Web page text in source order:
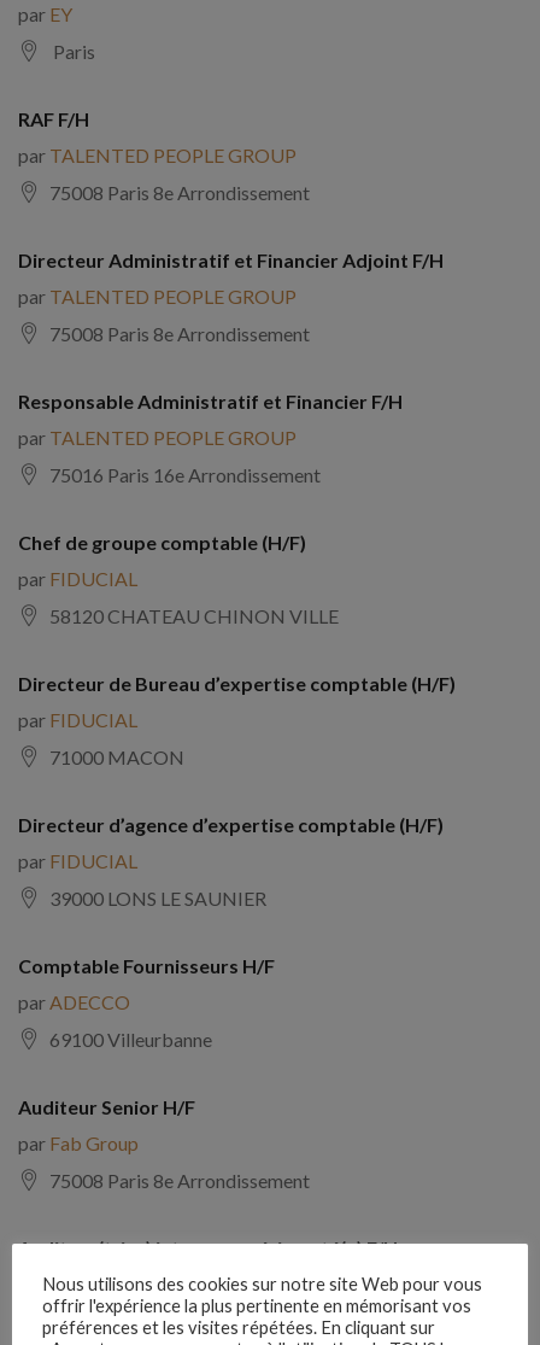
par EY
Paris
RAF F/H
par TALENTED PEOPLE GROUP
75008 Paris 8e Arrondissement
Directeur Administratif et Financier Adjoint F/H
par TALENTED PEOPLE GROUP
75008 Paris 8e Arrondissement
Responsable Administratif et Financier F/H
par TALENTED PEOPLE GROUP
75016 Paris 16e Arrondissement
Chef de groupe comptable (H/F)
par FIDUCIAL
58120 CHATEAU CHINON VILLE
Directeur de Bureau d’expertise comptable (H/F)
par FIDUCIAL
71000 MACON
Directeur d’agence d’expertise comptable (H/F)
par FIDUCIAL
39000 LONS LE SAUNIER
Comptable Fournisseurs H/F
par ADECCO
69100 Villeurbanne
Auditeur Senior H/F
par Fab Group
75008 Paris 8e Arrondissement
Auditeur(trice) interne expérimenté(e) F/H
parComptabilite Emploi
39130 Châtillon
Nous utilisons des cookies sur notre site Web pour vous
offrir l'expérience la plus pertinente en mémorisant vos
préférences et les visites répétées. En cliquant sur